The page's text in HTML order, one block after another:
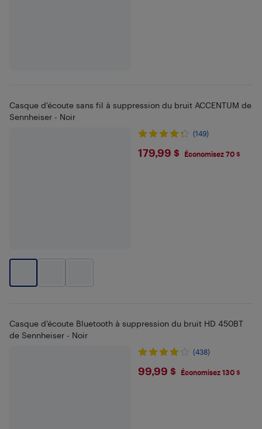
Casque d'écoute sans fil à suppression du bruit ACCENTUM de
Sennheiser - Noir
(149)
$179.99
179,99 $ Économisez 70 $
Casque d'écoute Bluetooth à suppression du bruit HD 450BT
de Sennheiser - Noir
(438)
$99.99
99,99 $ Économisez 130 $